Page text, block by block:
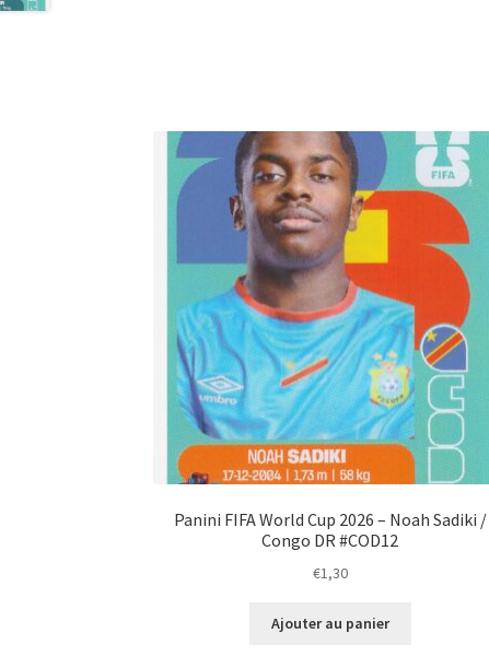
Panini FIFA World Cup 2026 – Noah Sadiki /
Congo DR #COD12
€1,30
Ajouter au panier